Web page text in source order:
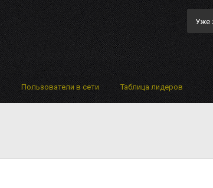
Уже
Пользователи в сети Таблица лидеров